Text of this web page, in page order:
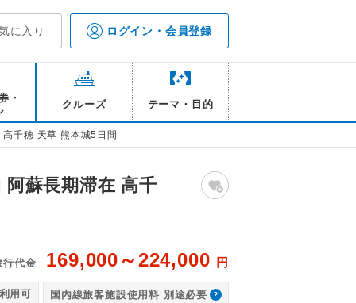
に入り ログイン・会員登録
・
クルーズ テーマ・目的
千穂 天草 熊本城5日間
蘇長期滞在 高千
行代金 169,000～224,000 円
用可 国内線旅客施設使用料 別途必要